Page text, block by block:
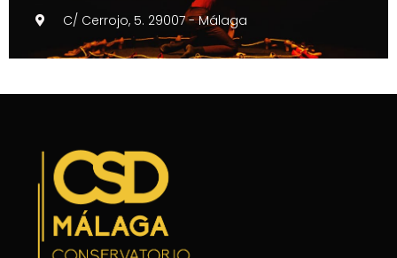
C/ Cerrojo, 5. 29007 - Málaga